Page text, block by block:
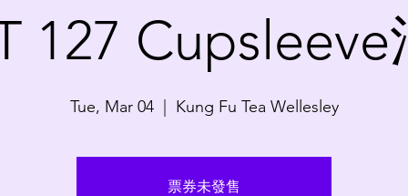
127
Tue, Mar 04
  |
Kung Fu Tea Wellesley
票券未發售